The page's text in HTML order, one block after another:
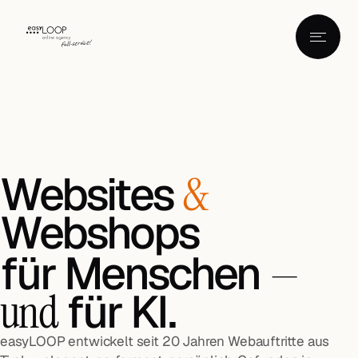
Websites&
Webshops
für Menschen —
undfür KI.
easyLOOP entwickelt seit 20 Jahren Webauftritte aus